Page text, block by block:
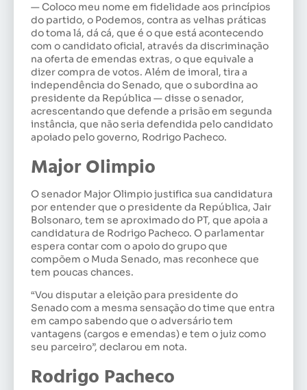
— Coloco meu nome em fidelidade aos princípios
do partido, o Podemos, contra as velhas práticas
do toma lá, dá cá, que é o que está acontecendo
com o candidato oficial, através da discriminação
na oferta de emendas extras, o que equivale a
dizer compra de votos. Além de imoral, tira a
independência do Senado, que o subordina ao
presidente da República — disse o senador,
acrescentando que defende a prisão em segunda
instância, que não seria defendida pelo candidato
apoiado pelo governo, Rodrigo Pacheco.
Major Olimpio
O senador Major Olimpio justifica sua candidatura
por entender que o presidente da República, Jair
Bolsonaro, tem se aproximado do PT, que apoia a
candidatura de Rodrigo Pacheco. O parlamentar
espera contar com o apoio do grupo que
compõem o Muda Senado, mas reconhece que
tem poucas chances.
“Vou disputar a eleição para presidente do
Senado com a mesma sensação do time que entra
em campo sabendo que o adversário tem
vantagens (cargos e emendas) e tem o juiz como
seu parceiro”, declarou em nota.
Rodrigo Pacheco